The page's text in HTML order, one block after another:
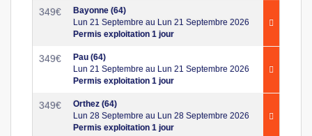
349€
Bayonne (64)
Lun 21 Septembre au Lun 21 Septembre 2026
Permis exploitation 1 jour
349€
Pau (64)
Lun 21 Septembre au Lun 21 Septembre 2026
Permis exploitation 1 jour
349€
Orthez (64)
Lun 28 Septembre au Lun 28 Septembre 2026
Permis exploitation 1 jour